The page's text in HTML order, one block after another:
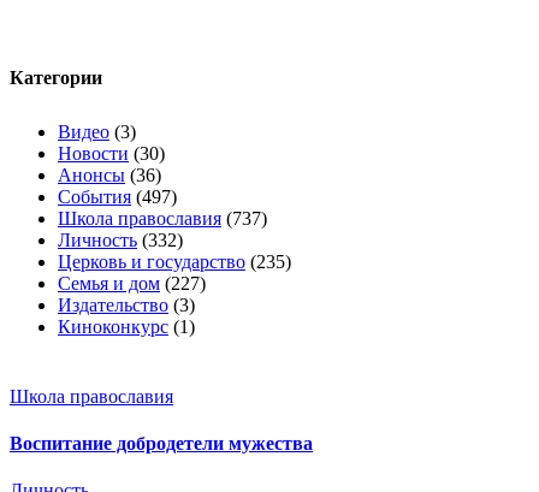
Категории
Видео (3)
Новости (30)
Анонсы (36)
События (497)
Школа православия (737)
Личность (332)
Церковь и государство (235)
Семья и дом (227)
Издательство (3)
Киноконкурс (1)
Школа православия
Воспитание добродетели мужества